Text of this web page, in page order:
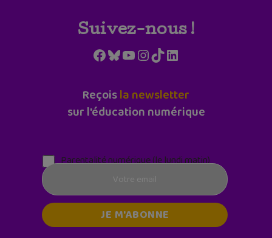
Suivez-nous !
Facebook
Bluesky
YouTube
Instagram
TikTokLinkedIn
Reçoisla newsletter
sur l'éducation numérique
Parentalité numérique (le lundi matin)